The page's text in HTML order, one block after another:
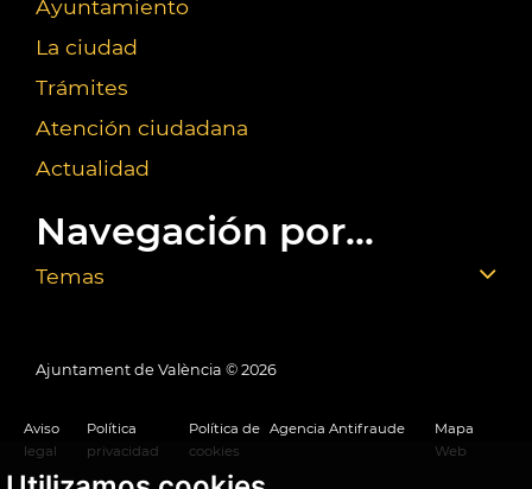
Ayuntamiento
La ciudad
Trámites
Atención ciudadana
Actualidad
Navegación por...
Temas
Ajuntament de València © 2026
Aviso
legal
Política
privacidad
Política de
cookies
Agencia Antifraude
Mapa
Web